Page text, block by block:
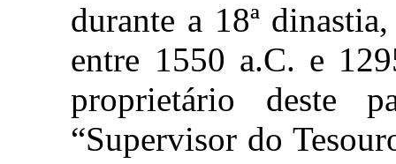
durante a 18ª
entre 1550 a.C. e
proprietário deste
“Supervisor do